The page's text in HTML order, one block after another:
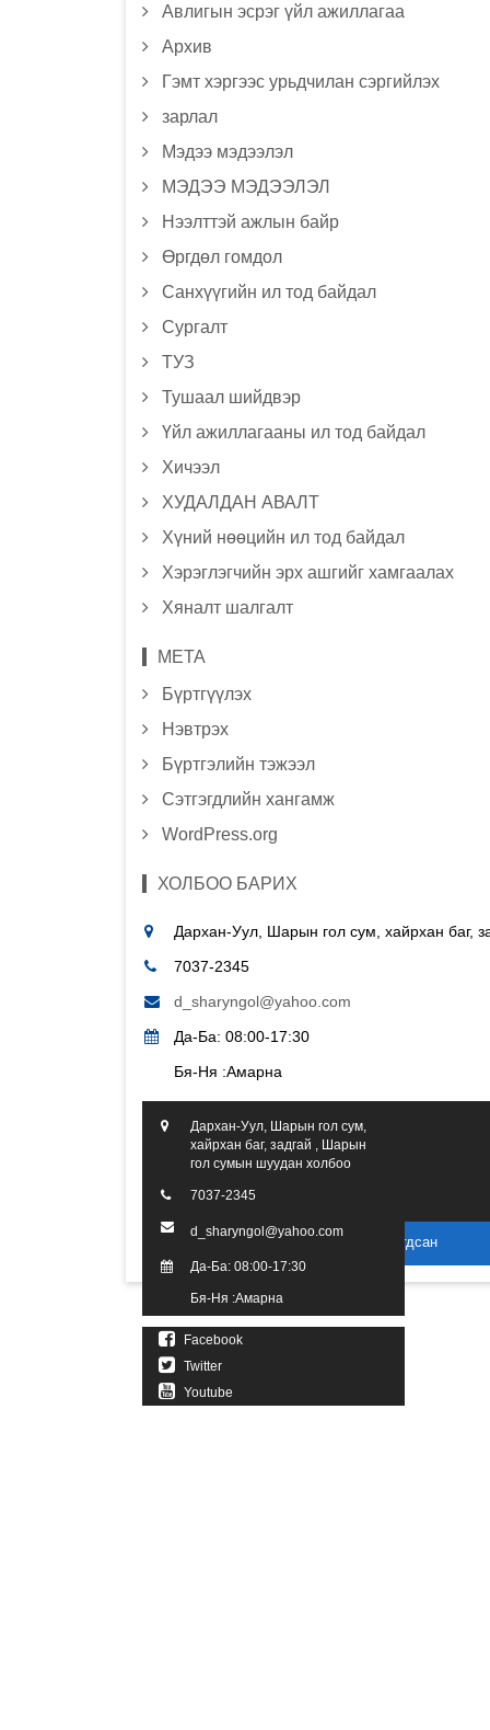
Авлигын эсрэг үйл ажиллагаа
Архив
Гэмт хэргээс урьдчилан сэргийлэх
зарлал
Мэдээ мэдээлэл
МЭДЭЭ МЭДЭЭЛЭЛ
Нээлттэй ажлын байр
Өргдөл гомдол
Санхүүгийн ил тод байдал
Сургалт
ТУЗ
Тушаал шийдвэр
Үйл ажиллагааны ил тод байдал
Хичээл
ХУДАЛДАН АВАЛТ
Хүний нөөцийн ил тод байдал
Хэрэглэгчийн эрх ашгийг хамгаалах
Хяналт шалгалт
МЕТА
Бүртгүүлэх
Нэвтрэх
Бүртгэлийн тэжээл
Сэтгэгдлийн хангамж
WordPress.org
ХОЛБОО БАРИХ
Дархан-Уул, Шарын гол сум, хайрхан баг,
7037-2345
d_sharyngol@yahoo.com
Да-Ба: 08:00-17:30
Бя-Ня :Амарна
Дархан-Уул, Шарын гол сум,
хайрхан баг, задгай , Шарын
гол сумын шуудан холбоо
7037-2345
d_sharyngol@yahoo.com
Да-Ба: 08:00-17:30
Бя-Ня :Амарна
Facebook
Twitter
Youtube
2016 он. Бүх эрх хуулиар хамгаалагдсан